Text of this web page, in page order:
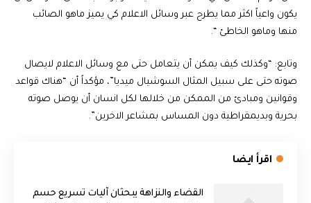
يكون واعياً اكثر مما يطرح عبر وسائل الاعلام كي يميز ماهو الصائب
منها وماهو الخاطئ “.
وتابع: “وكذلك كيف يمكن أن يتعامل حتى مع وسائل الاعلام لايصال
صوته حتى على سبيل المثال السوشيال ميديا”، مؤكداً أن “هناك قواعد
وقوانين ومبادئ من الممكن من خلالها لكل انسان أن يوصل صوته
بحرية وبديمقراطية دون المساس بمشاعر الاخرين”.
اقرأ ايضا
القضاء والنزاهة يبحثان آليات تسريع حسم